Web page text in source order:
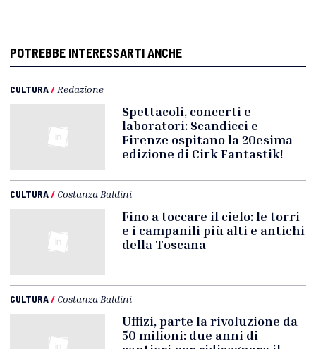
POTREBBE INTERESSARTI ANCHE
CULTURA/ Redazione
Spettacoli, concerti e
laboratori: Scandicci e
Firenze ospitano la 20esima
edizione di Cirk Fantastik!
CULTURA/ Costanza Baldini
Fino a toccare il cielo: le torri
e i campanili più alti e antichi
della Toscana
CULTURA/ Costanza Baldini
Uffizi, parte la rivoluzione da
50 milioni: due anni di